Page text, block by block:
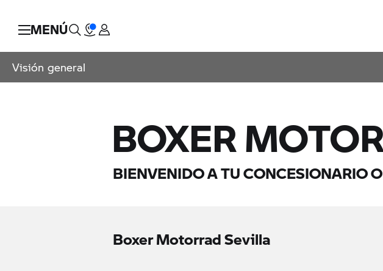
MENÚ
Visión general
BOXER
BIENVENIDO A TU CONCESIONARIO
Boxer Motorrad Sevilla